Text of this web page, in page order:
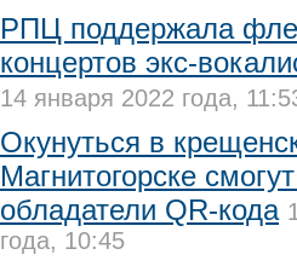
РПЦ поддержала
концертов экс-
14 января 2022 года,
Окунуться в
Магнитогорске
обладатели QR-кода
года, 10:45